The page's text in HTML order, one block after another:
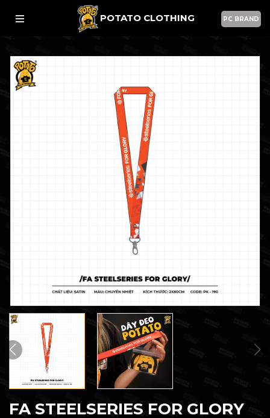
POTATO CLOTHING PC BRAND
FA STEELSERIES FOR GLORY